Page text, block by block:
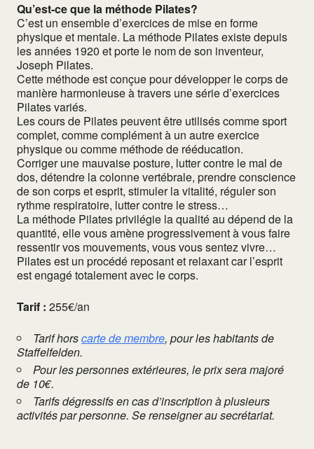
Qu’est-ce que la méthode Pilates?
C’est un ensemble d’exercices de mise en forme
physique et mentale. La méthode Pilates existe depuis
les années 1920 et porte le nom de son inventeur,
Joseph Pilates.
Cette méthode est conçue pour développer le corps de
manière harmonieuse à travers une série d’exercices
Pilates variés.
Les cours de Pilates peuvent être utilisés comme sport
complet, comme complément à un autre exercice
physique ou comme méthode de rééducation.
Corriger une mauvaise posture, lutter contre le mal de
dos, détendre la colonne vertébrale, prendre conscience
de son corps et esprit, stimuler la vitalité, réguler son
rythme respiratoire, lutter contre le stress…
La méthode Pilates privilégie la qualité au dépend de la
quantité, elle vous amène progressivement à vous faire
ressentir vos mouvements, vous vous sentez vivre…
Pilates est un procédé reposant et relaxant car l’esprit
est engagé totalement avec le corps.
Tarif : 255€/an
Tarif horscarte de membre, pour les habitants de
Staffelfelden.
Pour les personnes extérieures, le prix sera majoré
de 10€.
Tarifs dégressifs en cas d’inscription à plusieurs
activités par personne. Se renseigner au secrétariat.